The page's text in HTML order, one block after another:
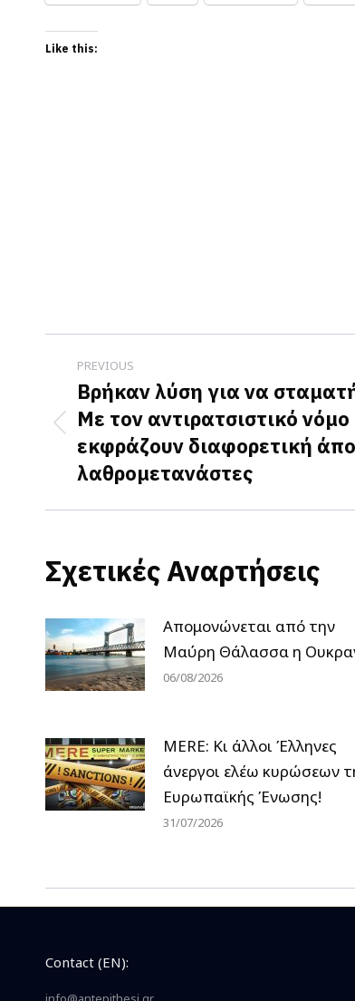
Like this:
Post
navigation
PREVIOUS
Previous
post:
Βρήκαν λύση για να
Με τον αντιρατσιστικό
εκφράζουν διαφορετική
λαθρομετανάστες
Σχετικές Αναρτήσεις
Απομονώνεται από την
Μαύρη Θάλασσα η
06/08/2026
MERE: Κι άλλοι Έλληνες
άνεργοι ελέω κυρώσεων
Ευρωπαϊκής Ένωσης!
31/07/2026
Contact (EN):